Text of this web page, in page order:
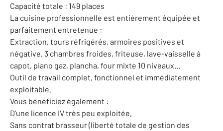
Capacité totale : 149 places
La cuisine professionnelle est entièrement équipée et
parfaitement entretenue :
Extraction, tours réfrigérés, armoires positives et
négative, 3 chambres froides, friteuse, lave-vaisselle à
capot, piano gaz, plancha, four mixte 10 niveaux…
Outil de travail complet, fonctionnel et immédiatement
exploitable.
Vous bénéficiez également :
D’une licence IV très peu exploitée,
Sans contrat brasseur (liberté totale de gestion des